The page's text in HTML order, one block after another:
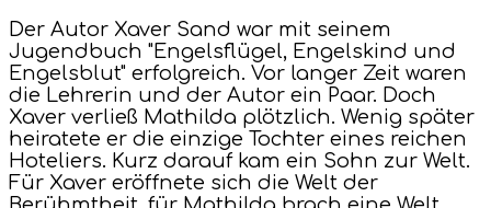
Der Autor Xaver Sand war mit seinem
Jugendbuch "Engelsflügel, Engelskind und
Engelsblut" erfolgreich. Vor langer Zeit waren
die Lehrerin und der Autor ein Paar. Doch
Xaver verließ Mathilda plötzlich. Wenig später
heiratete er die einzige Tochter eines reichen
Hoteliers. Kurz darauf kam ein Sohn zur Welt.
Für Xaver eröffnete sich die Welt der